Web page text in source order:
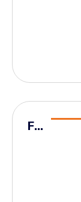
Fa